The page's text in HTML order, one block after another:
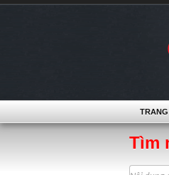
Tìm